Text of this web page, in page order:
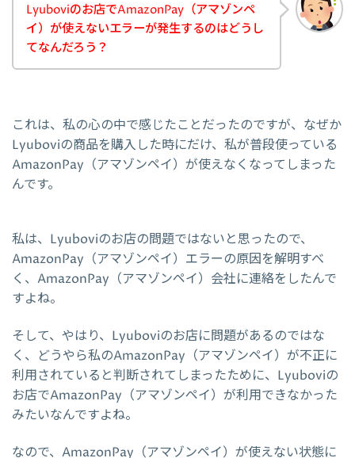
Lyuboviのお店でAmazonPay（アマゾンペ
イ）が使えないエラーが発生するのはどうし
てなんだろう？
これは、私の心の中で感じたことだったのですが、なぜか
Lyuboviの商品を購入した時にだけ、私が普段使っている
AmazonPay（アマゾンペイ）が使えなくなってしまった
んです。
私は、Lyuboviのお店の問題ではないと思ったので、
AmazonPay（アマゾンペイ）エラーの原因を解明すべ
く、AmazonPay（アマゾンペイ）会社に連絡をしたんで
すよね。
そして、やはり、Lyuboviのお店に問題があるのではな
く、どうやら私のAmazonPay（アマゾンペイ）が不正に
利用されていると判断されてしまったために、Lyuboviの
お店でAmazonPay（アマゾンペイ）が利用できなかった
みたいなんですよね。
なので、AmazonPay（アマゾンペイ）が使えない状態に